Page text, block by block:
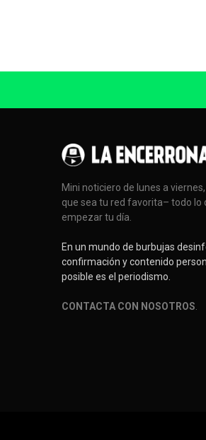
Mini noticiero de lunes a
que sea tu red favorita– todo lo
empezar tu día.
En un mundo de burbujas
confirmación y contenido
posible es el periodismo.
CONTACTA CON NOSOTROS